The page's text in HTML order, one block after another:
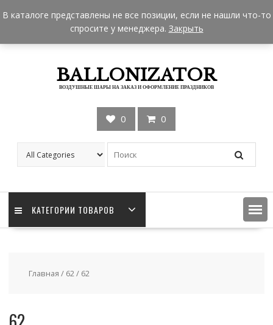
to
+7 962 957-18-50
zakaz@ballonizator.ru
Мы в Москве
Часы работы: 9:00 - 22:00
BALLONIZATOR
ВОЗДУШНЫЕ ШАРЫ НА ЗАКАЗ И ОФОРМЛЕНИЕ ПРАЗДНИКОВ
0 0
КАТЕГОРИИ ТОВАРОВ
Главная / 62/ 62
В каталоге представлены не все позиции, если не нашли что-то
спросите у менеджера. Закрыть